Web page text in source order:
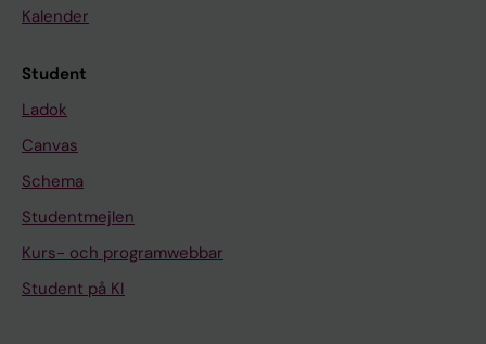
Kalender
Student
Ladok
Canvas
Schema
Studentmejlen
Kurs- och programwebbar
Student på KI